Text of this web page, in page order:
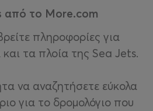
από το Μore.com
πληροφορίες για
τα πλοία της Sea Jets.
να αναζητήσετε εύκολα
για το δρομολόγιο που